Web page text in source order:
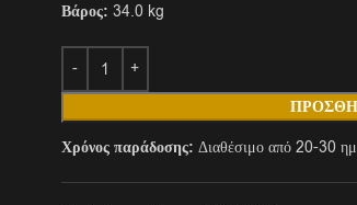
Βάρος: 34.0 kg
Χρόνος παράδοσης: Διαθέσιμο από 20-30